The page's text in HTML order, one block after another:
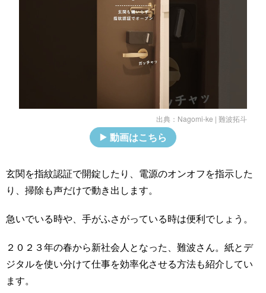
出典： Nagomi-ke | 難波拓斗
動画はこちら
玄関を指紋認証で開錠したり、電源のオンオフを指示した
り、掃除も声だけで動き出します。
急いでいる時や、手がふさがっている時は便利でしょう。
２０２３年の春から新社会人となった、難波さん。紙とデ
ジタルを使い分けて仕事を効率化させる方法も紹介してい
ます。